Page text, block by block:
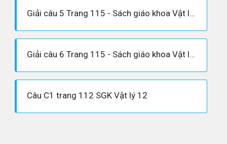
Giải câu 5 Trang 115 - Sách giáo khoa Vật lí 12
Giải câu 6 Trang 115 - Sách giáo khoa Vật lí 12
Câu C1 trang 112 SGK Vật lý 12